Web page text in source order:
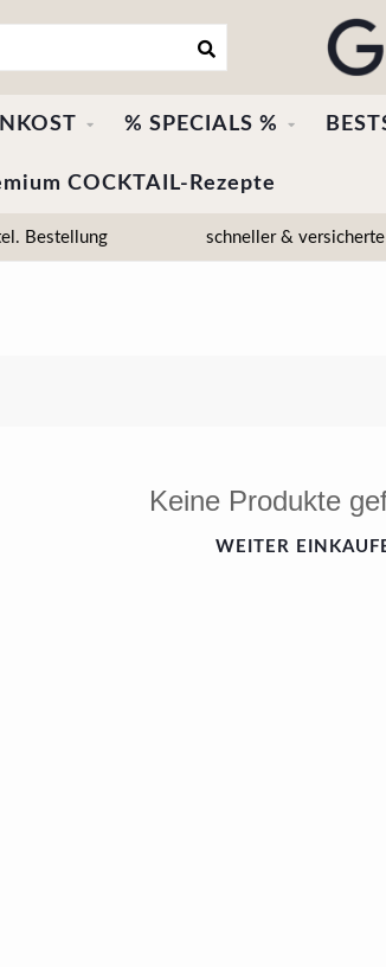
% SPECIALS %
COCKTAIL-Rezepte
Bestellung schneller &
Keine Produkte
WEITER